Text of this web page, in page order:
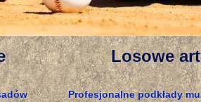
Losowe
Profesjonalne podkłady